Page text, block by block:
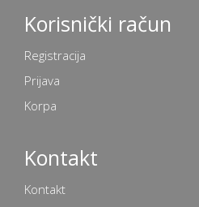
Korisnički račun
Registracija
Prijava
Korpa
Kontakt
Kontakt